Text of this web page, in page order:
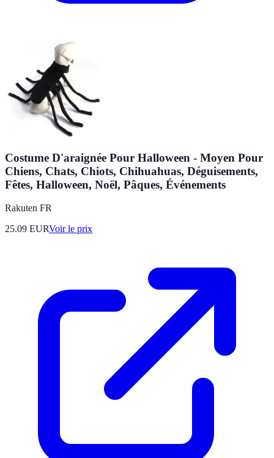
Costume D'araignée Pour Halloween - Moyen Pour
Chiens, Chats, Chiots, Chihuahuas, Déguisements,
Fêtes, Halloween, Noël, Pâques, Événements
Rakuten FR
25.09 EURVoir le prix